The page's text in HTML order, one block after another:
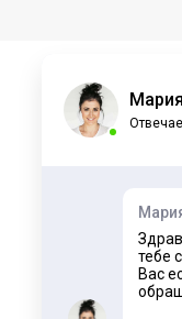
Мария
тебе
Вас